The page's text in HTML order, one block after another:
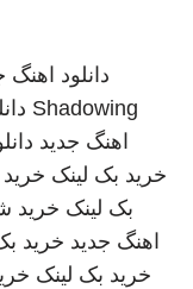
دانلود اهنگ
Shadowing
اهنگ جدید
خرید بک لینک خرید
بک لینک خرید
اهنگ جدید خرید
خرید بک لینک